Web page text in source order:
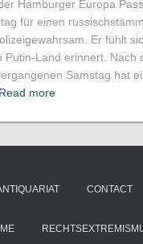
Hamburger Europa
für einen
Er fühlt
Putin-Land erinnert. Nach
Samstag hat
Read more
CONTACT